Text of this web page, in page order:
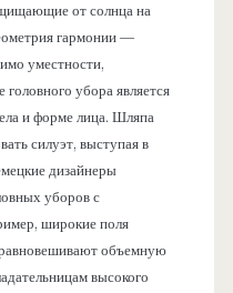
от солнца на
гармонии —
уместности,
убора является
и форме лица. Шляпа
силуэт, выступая в
дизайнеры
уборов с
широкие поля
объемную
высокого